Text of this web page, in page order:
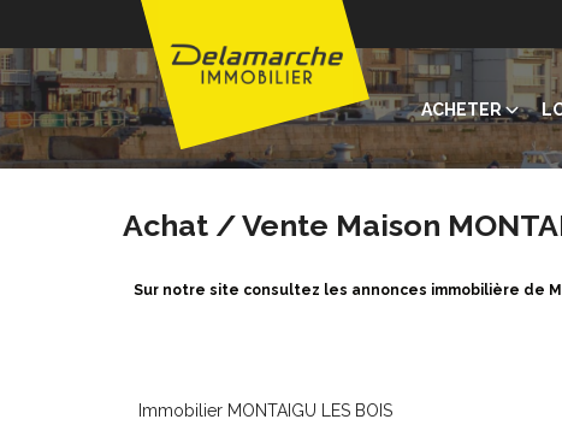
ACHETER
Achat / Vente Maison
Sur notre site consultez les annonces immobilière de
Immobilier MONTAIGU LES BOIS